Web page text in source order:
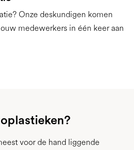
Onze deskundigen komen
medewerkers in één keer aan
voor de hand liggende